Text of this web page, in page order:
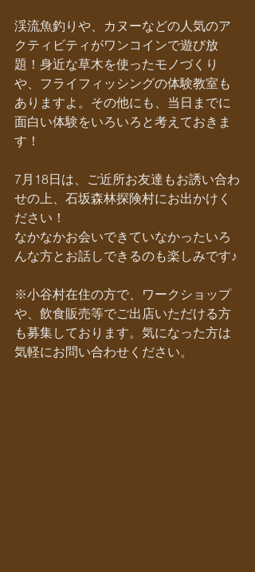
渓流魚釣りや、カヌーなどの人気のア
クティビティがワンコインで遊び放
題！身近な草木を使ったモノづくり
や、フライフィッシングの体験教室も
ありますよ。その他にも、当日までに
面白い体験をいろいろと考えておきま
す！
7月18日は、ご近所お友達もお誘い合わ
せの上、石坂森林探険村にお出かけく
ださい！
なかなかお会いできていなかったいろ
んな方とお話しできるのも楽しみです♪
※小谷村在住の方で、ワークショップ
や、飲食販売等でご出店いただける方
も募集しております。気になった方は
気軽にお問い合わせください。